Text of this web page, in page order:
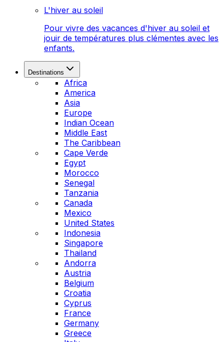
L'hiver au soleil
Pour vivre des vacances d'hiver au soleil et
jouir de températures plus clémentes avec les
enfants.
Destinations
Africa
America
Asia
Europe
Indian Ocean
Middle East
The Caribbean
Cape Verde
Egypt
Morocco
Senegal
Tanzania
Canada
Mexico
United States
Indonesia
Singapore
Thailand
Andorra
Austria
Belgium
Croatia
Cyprus
France
Germany
Greece